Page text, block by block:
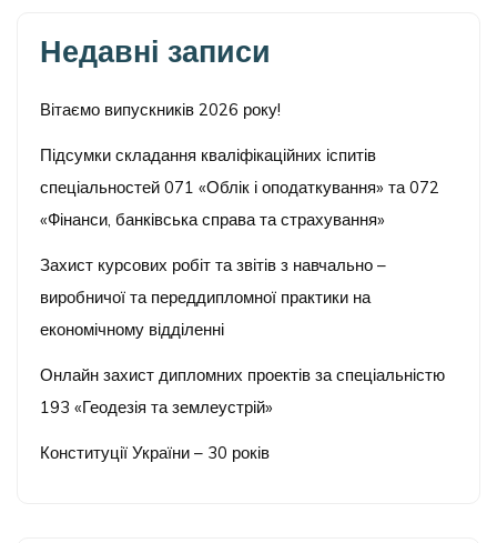
Недавні записи
Вітаємо випускників 2026 року!
Підсумки складання кваліфікаційних іспитів
спеціальностей 071 «Облік і оподаткування» та 072
«Фінанси, банківська справа та страхування»
Захист курсових робіт та звітів з навчально –
виробничої та переддипломної практики на
економічному відділенні
Онлайн захист дипломних проектів за спеціальністю
193 «Геодезія та землеустрій»
Конституції України – 30 років